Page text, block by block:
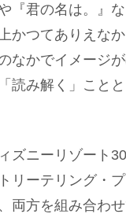
『君の名は。』
かつてありえな
なかでイメージ
読み解く」こと
ズニーリゾート
リーテリング・
両方を組み合わ